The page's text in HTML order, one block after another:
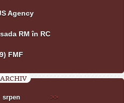
Agency
RM în RC
9) FMF
ARCHIV
srpen >>